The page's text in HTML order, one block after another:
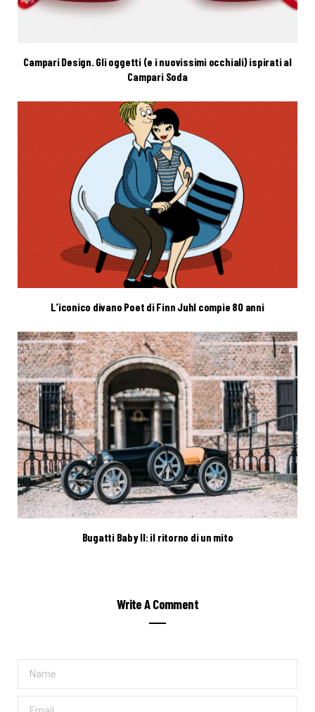
Campari Design. Gli oggetti (e i nuovissimi occhiali) ispirati al
Campari Soda
L’iconico divano Poet di Finn Juhl compie 80 anni
Bugatti Baby II: il ritorno di un mito
Write A Comment